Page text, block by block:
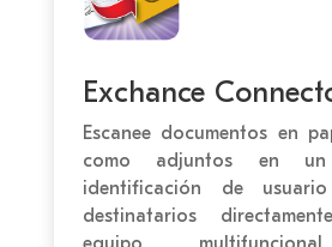
Exchance
Escanee documentos en
como adjuntos en
identificación de
destinatarios